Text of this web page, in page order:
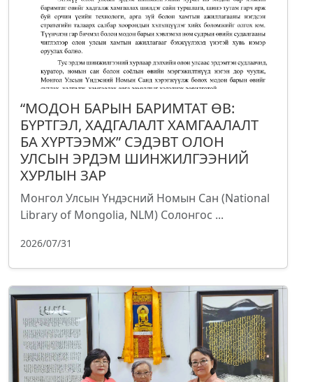
“МОДОН БАРЫН БАРИМТАТ ӨВ:
БҮРТГЭЛ, ХАДГАЛАЛТ ХАМГААЛАЛТ
БА ХҮРТЭЭМЖ” СЭДЭВТ ОЛОН
УЛСЫН ЭРДЭМ ШИНЖИЛГЭЭНИЙ
ХУРЛЫН ЗАР
Монгол Улсын Үндэсний Номын Сан (National
Library of Mongolia, NLM) Солонгос ...
2026/07/31